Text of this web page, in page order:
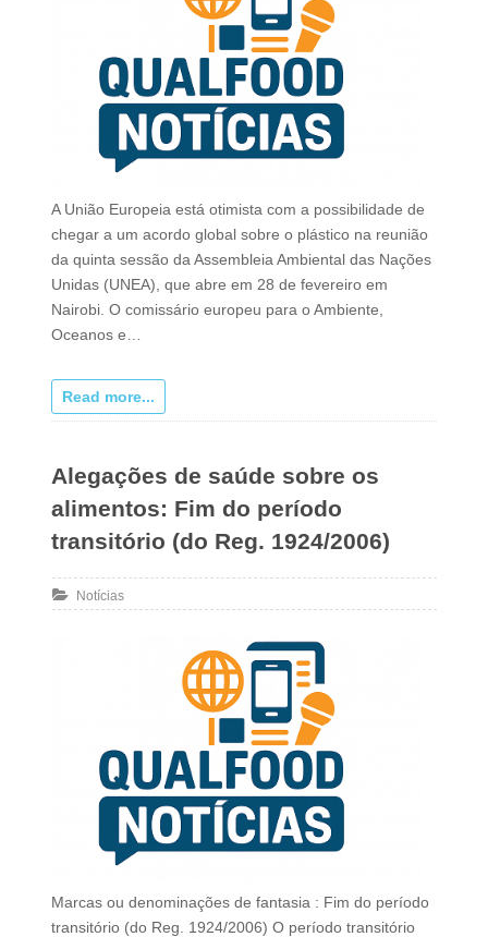
A União Europeia está otimista com a possibilidade de
chegar a um acordo global sobre o plástico na reunião
da quinta sessão da Assembleia Ambiental das Nações
Unidas (UNEA), que abre em 28 de fevereiro em
Nairobi. O comissário europeu para o Ambiente,
Oceanos e…
Read more...
Alegações de saúde sobre os
alimentos: Fim do período
transitório (do Reg. 1924/2006)
Notícias
Marcas ou denominações de fantasia : Fim do período
transitório (do Reg. 1924/2006) O período transitório